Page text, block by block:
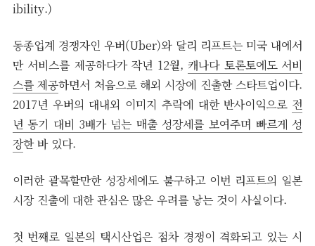
ibility.)
동종업계 경쟁자인 우버(Uber)와 달리 리프트는 미국 내에서
만 서비스를 제공하다가 작년 12월, 캐나다 토론토에도 서비
스를 제공하면서 처음으로 해외 시장에 진출한 스타트업이다.
2017년 우버의 대내외 이미지 추락에 대한 반사이익으로 전
년 동기 대비 3배가 넘는 매출 성장세를 보여주며 빠르게 성
장한 바 있다.
이러한 괄목할만한 성장세에도 불구하고 이번 리프트의 일본
시장 진출에 대한 관심은 많은 우려를 낳는 것이 사실이다.
첫 번째로 일본의 택시산업은 점차 경쟁이 격화되고 있는 시